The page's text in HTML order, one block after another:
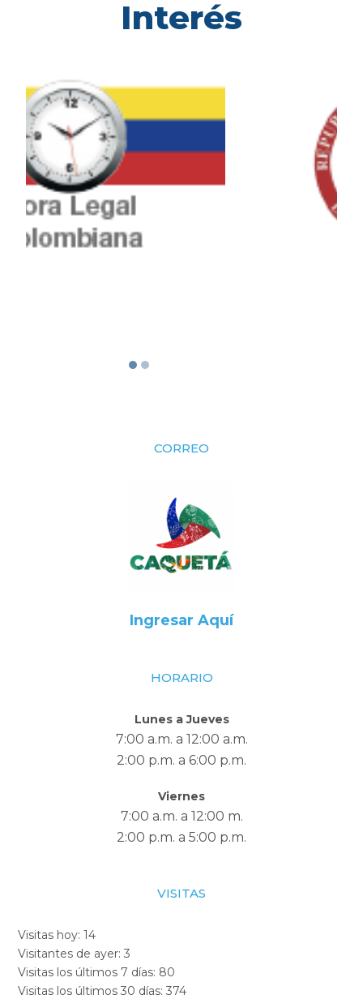
Interés
CORREO
Ingresar Aquí
HORARIO
Lunes a Jueves
7:00 a.m. a 12:00 a.m.
2:00 p.m. a 6:00 p.m.
Viernes
7:00 a.m. a 12:00 m.
2:00 p.m. a 5:00 p.m.
VISITAS
Visitas hoy:14
Visitantes de ayer:3
Visitas los últimos 7 días: 80
Visitas los últimos 30 días:374